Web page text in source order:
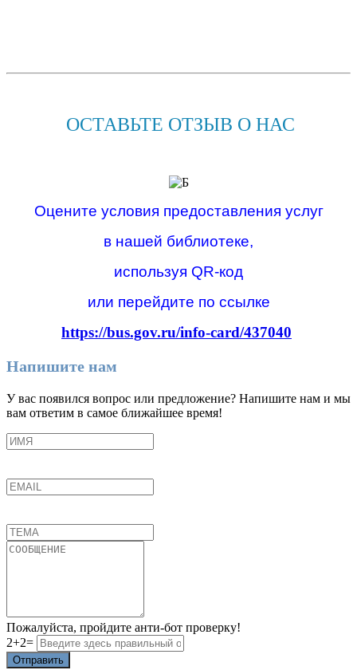
ОСТАВЬТЕ ОТЗЫВ О НАС
Оцените условия предоставления услуг
в нашей библиотеке,
используя QR-код
или перейдите по ссылке
https://bus.gov.ru/info-card/437040
Напишите нам
У вас появился вопрос или предложение? Напишите нам и мы
вам ответим в самое ближайшее время!
Пожалуйста, пройдите анти-бот проверку!
2+2=
Отправить